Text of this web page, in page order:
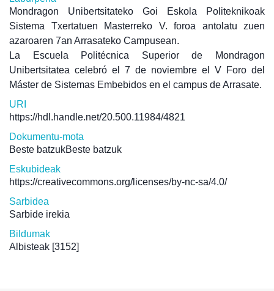
Mondragon Unibertsitateko Goi Eskola Politeknikoak
Sistema Txertatuen Masterreko V. foroa antolatu zuen
azaroaren 7an Arrasateko Campusean.
La Escuela Politécnica Superior de Mondragon
Unibertsitatea celebró el 7 de noviembre el V Foro del
Máster de Sistemas Embebidos en el campus de Arrasate.
URI
https://hdl.handle.net/20.500.11984/4821
Dokumentu-mota
Beste batzukBeste batzuk
Eskubideak
https://creativecommons.org/licenses/by-nc-sa/4.0/
Sarbidea
Sarbide irekia
Bildumak
Albisteak [3152]